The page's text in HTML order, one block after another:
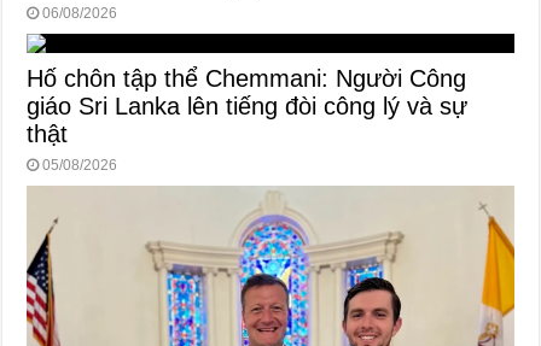
06/08/2026
Hố chôn tập thể Chemmani: Người Công
giáo Sri Lanka lên tiếng đòi công lý và sự
thật
05/08/2026